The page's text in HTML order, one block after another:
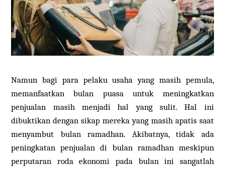
Namun bagi para pelaku usaha yang masih pemula,
memanfaatkan bulan puasa untuk meningkatkan
penjualan masih menjadi hal yang sulit. Hal ini
dibuktikan dengan sikap mereka yang masih apatis saat
menyambut bulan ramadhan. Akibatnya, tidak ada
peningkatan penjualan di bulan ramadhan meskipun
perputaran roda ekonomi pada bulan ini sangatlah